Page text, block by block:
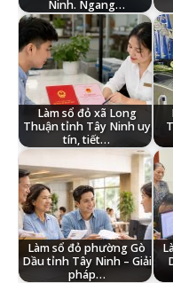
Ninh. Ngang…
Làm sổ đỏ xã Long
Thuận tỉnh Tây Ninh uy
tín, tiết…
Làm sổ đỏ phường Gò
Dầu tỉnh Tây Ninh – Giải
pháp…